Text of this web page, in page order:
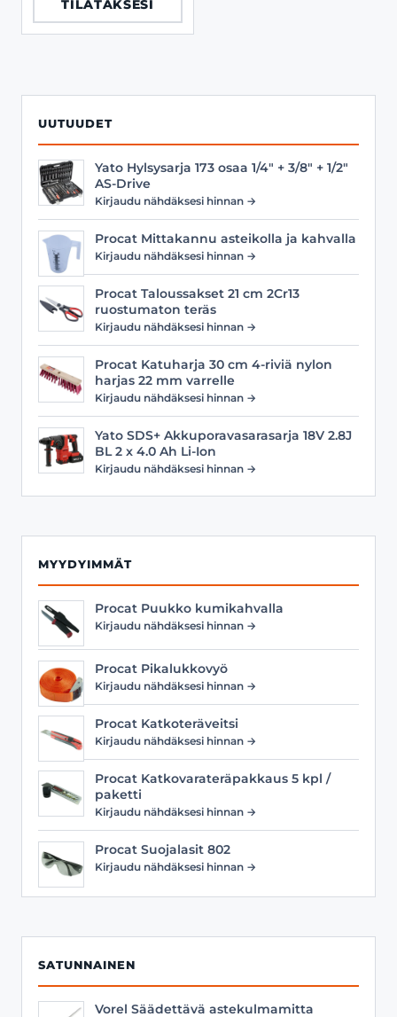
UUTUUDET
Yato Hylsysarja 173 osaa 1/4" + 3/8" + 1/2"
AS-Drive
Kirjaudu nähdäksesi hinnan →
Procat Mittakannu asteikolla ja kahvalla
Kirjaudu nähdäksesi hinnan →
Procat Taloussakset 21 cm 2Cr13
ruostumaton teräs
Kirjaudu nähdäksesi hinnan →
Procat Katuharja 30 cm 4-riviä nylon
harjas 22 mm varrelle
Kirjaudu nähdäksesi hinnan →
Yato SDS+ Akkuporavasarasarja 18V 2.8J
BL 2 x 4.0 Ah Li-Ion
Kirjaudu nähdäksesi hinnan →
MYYDYIMMÄT
Procat Puukko kumikahvalla
Kirjaudu nähdäksesi hinnan →
Procat Pikalukkovyö
Kirjaudu nähdäksesi hinnan →
Procat Katkoteräveitsi
Kirjaudu nähdäksesi hinnan →
Procat Katkovarateräpakkaus 5 kpl /
paketti
Kirjaudu nähdäksesi hinnan →
Procat Suojalasit 802
Kirjaudu nähdäksesi hinnan →
SATUNNAINEN
Vorel Säädettävä astekulmamitta
TILATAKSESI